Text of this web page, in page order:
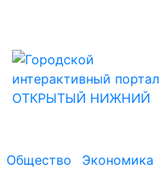
Общество Экономика